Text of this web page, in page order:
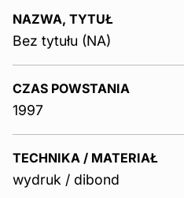
NAZWA, TYTUŁ
Bez tytułu (NA)
CZAS POWSTANIA
1997
TECHNIKA / MATERIAŁ
wydruk / dibond